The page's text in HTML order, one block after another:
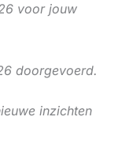
voor jouw
doorgevoerd.
inzichten